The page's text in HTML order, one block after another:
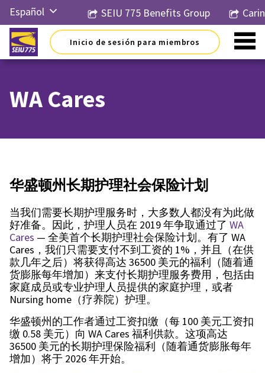
contenido
Español
English
Русский
한국어
Việt
SEIU 775 Benefits Group
Inicio de sesión para miembros
WA Cares
华盛顿州长期护理社会保险计划
当我们需要长期护理服务时，大多数人都没有为此做
好准备。因此，护理人员在 2019 年争取通过了 WA
Cares — 全美首个长期护理社会保险计划。有了 WA
Cares，我们只需要支付不到工资的 1%，并且（在供
款几年之后）将获得高达 36500 美元的福利（随着通
货膨胀每年增加）来支付长期护理服务费用，包括由
家庭成员或专业护理人员提供的家庭护理，或者
Nursing home（疗养院）护理。
华盛顿州的工作者通过工资扣缴（每 100 美元工资扣
缴 0.58 美元）向 WA Cares 福利供款。这项高达
36500 美元的长期护理保险福利（随着通货膨胀每年
增加）将于 2026 年开始。